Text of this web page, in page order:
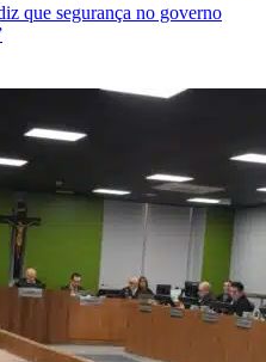
que segurança no governo